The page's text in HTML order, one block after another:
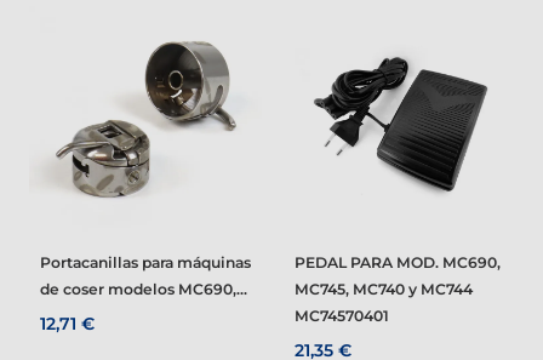
Portacanillas para máquinas
de coser modelos MC690,...
12,71 €
PEDAL PARA MOD. MC690,
MC745, MC740 y MC744
MC74570401
21,35 €